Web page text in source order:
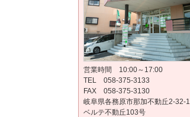
営業時間 10:00～17:00
TEL 058-375-3133
FAX 058-375-3130
岐阜県各務原市那加不動丘2-32-1
ベルテ不動丘103号